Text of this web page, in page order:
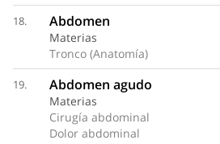
18. Abdomen
Materias
Tronco (Anatomía)
19. Abdomen agudo
Materias
Cirugía abdominal
Dolor abdominal